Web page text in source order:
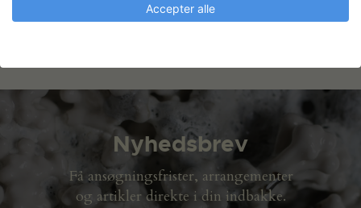
STATENS MUSEUM FOR KUNST
Nyhedsbrev
Få ansøgningsfrister, arrangementer
og artikler direkte i din indbakke.
Accepter alle